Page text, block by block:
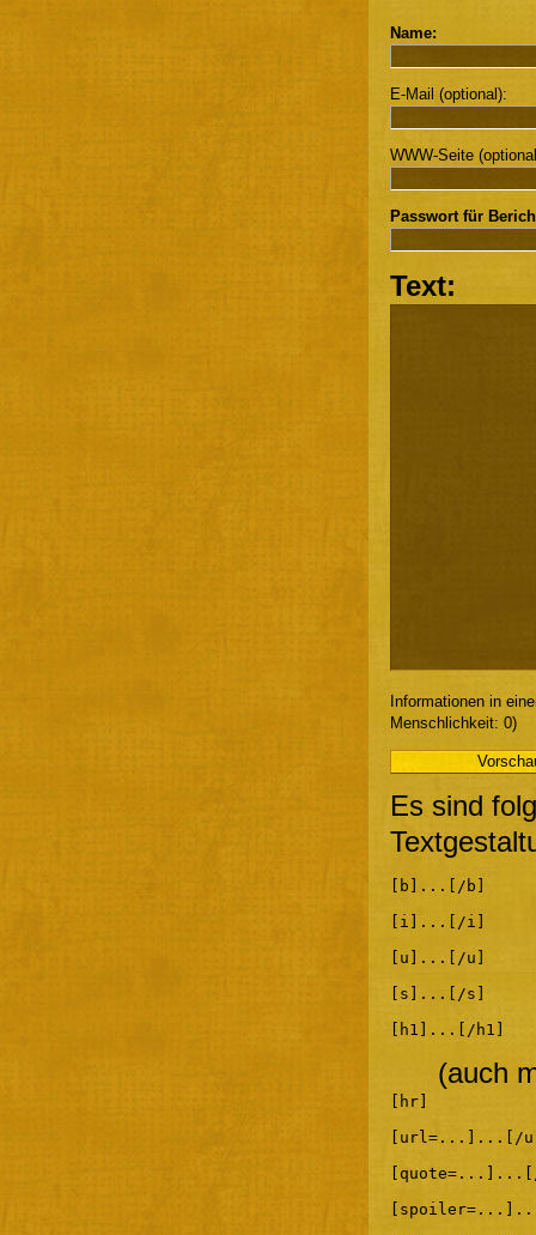
Name:
E-Mail (optional):
WWW-Seite
Passwort für
Text:
Informationen in
Menschlichkeit: 0)
Es sind
[b]...[/b]
[i]...[/i]
[u]...[/u]
[s]...[/s]
[h1]...[/h1]
(auch
[hr]
[url=...]...[/